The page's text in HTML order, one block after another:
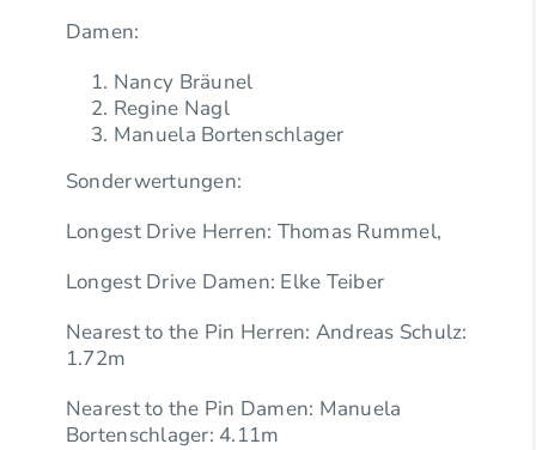
Damen:
Nancy Bräunel
Regine Nagl
Manuela Bortenschlager
Sonderwertungen:
Longest Drive Herren: Thomas Rummel,
Longest Drive Damen: Elke Teiber
Nearest to the Pin Herren: Andreas Schulz:
1.72m
Nearest to the Pin Damen: Manuela
Bortenschlager: 4.11m